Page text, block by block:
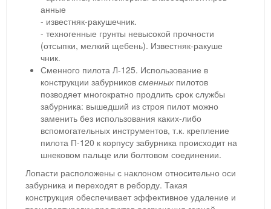
анные
- известняк-ракушечник.
- техногенные грунты невысокой прочности
(отсыпки, мелкий щебень). Известняк-ракуше
чник.
Сменного пилота Л-125. Использование в
конструкции забурников сменных пилотов
позводяет многократно продлить срок службы
забурника: вышедший из строя пилот можно
заменить без использования каких-либо
вспомогательных инструментов, т.к. крепление
пилота П-120 к корпусу забурника происходит на
шнековом пальце или болтовом соединении.
Лопасти расположены с наклоном относительно оси
забурника и переходят в реборду. Такая
конструкция обеспечивает эффективное удаление и